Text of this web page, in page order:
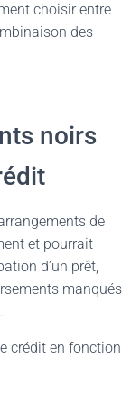
choisir entre
des
noirs
de
et pourrait
d’un prêt,
manqués
crédit en fonction